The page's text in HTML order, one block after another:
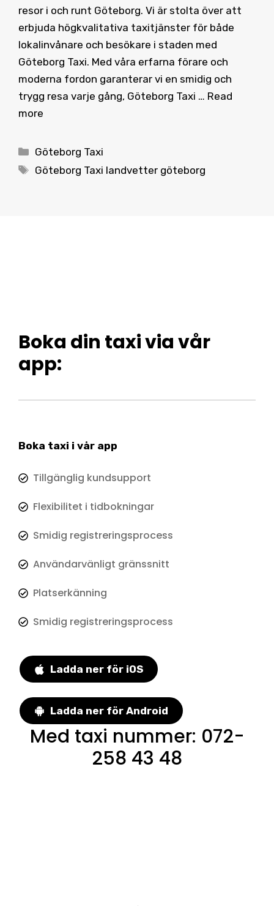
resor i och runt Göteborg. Vi är stolta över att
erbjuda högkvalitativa taxitjänster för både
lokalinvånare och besökare i staden med
Göteborg Taxi. Med våra erfarna förare och
moderna fordon garanterar vi en smidig och
trygg resa varje gång, Göteborg Taxi … Read
more
Categories
Göteborg Taxi
Tags
Göteborg Taxi landvetter göteborg
Boka din taxi via vår
app:
Boka taxi i vår app
Tillgänglig kundsupport
Flexibilitet i tidbokningar
Smidig registreringsprocess
Användarvänligt gränssnitt
Platserkänning
Smidig registreringsprocess
Ladda ner för iOS
Ladda ner för Android
Med taxi nummer: 072-
258 43 48